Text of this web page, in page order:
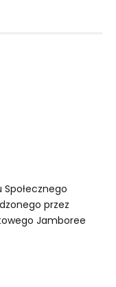
przez
Jamboree